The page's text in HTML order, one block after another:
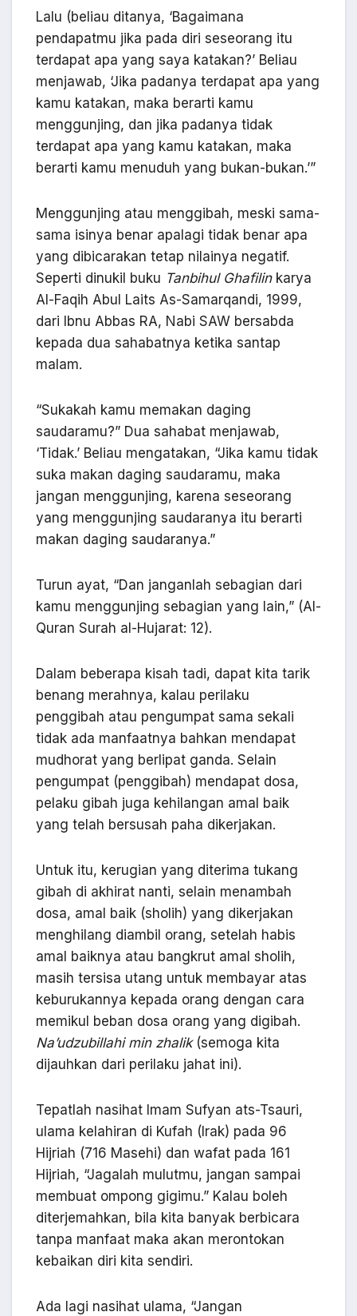
Lalu (beliau ditanya, ‘Bagaimana
pendapatmu jika pada diri seseorang itu
terdapat apa yang saya katakan?’ Beliau
menjawab, ‘Jika padanya terdapat apa yang
kamu katakan, maka berarti kamu
menggunjing, dan jika padanya tidak
terdapat apa yang kamu katakan, maka
berarti kamu menuduh yang bukan-bukan.’”
Menggunjing atau menggibah, meski sama-
sama isinya benar apalagi tidak benar apa
yang dibicarakan tetap nilainya negatif.
Seperti dinukil buku Tanbihul Ghafilinkarya
Al-Faqih Abul Laits As-Samarqandi, 1999,
dari Ibnu Abbas RA, Nabi SAW bersabda
kepada dua sahabatnya ketika santap
malam.
“Sukakah kamu memakan daging
saudaramu?” Dua sahabat menjawab,
‘Tidak.’ Beliau mengatakan, “Jika kamu tidak
suka makan daging saudaramu, maka
jangan menggunjing, karena seseorang
yang menggunjing saudaranya itu berarti
makan daging saudaranya.”
Turun ayat, “Dan janganlah sebagian dari
kamu menggunjing sebagian yang lain,” (Al-
Quran Surah al-Hujarat: 12).
Dalam beberapa kisah tadi, dapat kita tarik
benang merahnya, kalau perilaku
penggibah atau pengumpat sama sekali
tidak ada manfaatnya bahkan mendapat
mudhorat yang berlipat ganda. Selain
pengumpat (penggibah) mendapat dosa,
pelaku gibah juga kehilangan amal baik
yang telah bersusah paha dikerjakan.
Untuk itu, kerugian yang diterima tukang
gibah di akhirat nanti, selain menambah
dosa, amal baik (sholih) yang dikerjakan
menghilang diambil orang, setelah habis
amal baiknya atau bangkrut amal sholih,
masih tersisa utang untuk membayar atas
keburukannya kepada orang dengan cara
memikul beban dosa orang yang digibah.
Na’udzubillahi min zhalik(semoga kita
dijauhkan dari perilaku jahat ini).
Tepatlah nasihat Imam Sufyan ats-Tsauri,
ulama kelahiran di Kufah (Irak) pada 96
Hijriah (716 Masehi) dan wafat pada 161
Hijriah, “Jagalah mulutmu, jangan sampai
membuat ompong gigimu.” Kalau boleh
diterjemahkan, bila kita banyak berbicara
tanpa manfaat maka akan merontokan
kebaikan diri kita sendiri.
Ada lagi nasihat ulama, “Jangan